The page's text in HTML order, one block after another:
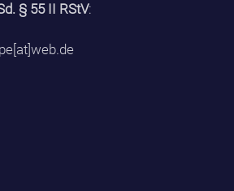
§ 55 II RStV: